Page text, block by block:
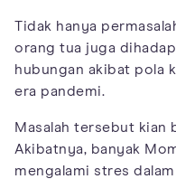
Tidak hanya
orang tua juga
hubungan akibat pola
era pandemi.
Masalah tersebut kian
Akibatnya, banyak
mengalami stres